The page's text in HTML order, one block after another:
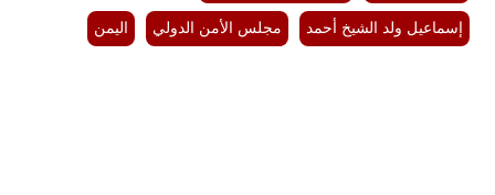
إسماعيل ولد الشيخ أحمد مجلس الأمن الدولي اليمن